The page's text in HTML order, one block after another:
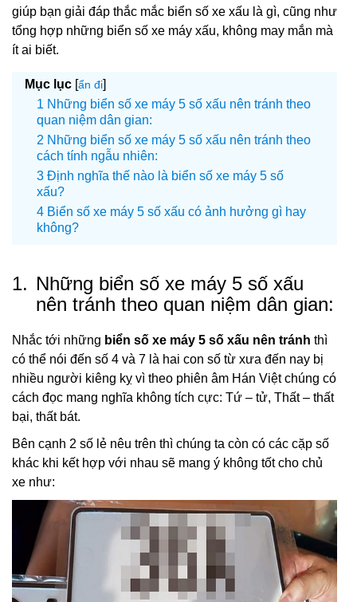
giúp bạn giải đáp thắc mắc biển số xe xấu là gì, cũng như
tổng hợp những biển số xe máy xấu, không may mắn mà
ít ai biết.
Mục lục [ẩn đi]
Những biển số xe máy 5 số xấu nên tránh theo
quan niệm dân gian:
Những biển số xe máy 5 số xấu nên tránh theo
cách tính ngẫu nhiên:
Định nghĩa thế nào là biển số xe máy 5 số
xấu?
Biển số xe máy 5 số xấu có ảnh hưởng gì hay
không?
1. Những biển số xe máy 5 số xấu
nên tránh theo quan niệm dân gian:
Nhắc tới những biển số xe máy 5 số xấu nên tránh thì
có thể nói đến số 4 và 7 là hai con số từ xưa đến nay bị
nhiều người kiêng kỵ vì theo phiên âm Hán Việt chúng có
cách đọc mang nghĩa không tích cực: Tứ – tử, Thất – thất
bại, thất bát.
Bên cạnh 2 số lẻ nêu trên thì chúng ta còn có các cặp số
khác khi kết hợp với nhau sẽ mang ý không tốt cho chủ
xe như: